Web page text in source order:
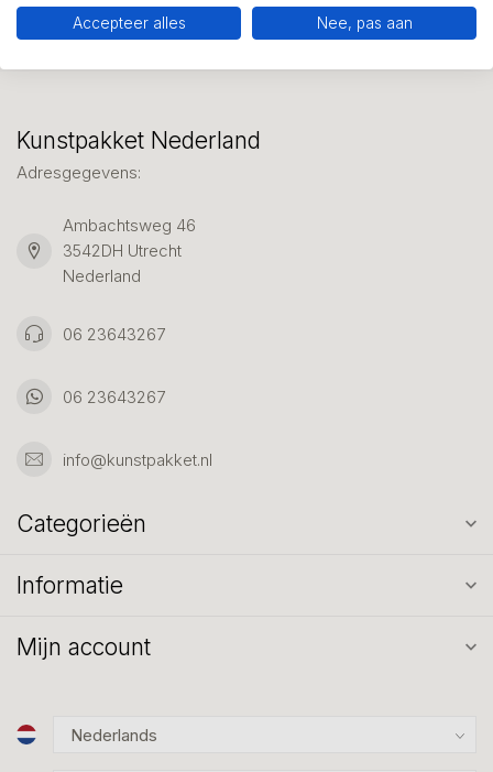
Klantenservice
Kunstpakket Nederland
Adresgegevens:
Ambachtsweg 46
3542DH Utrecht
Nederland
06 23643267
06 23643267
info@kunstpakket.nl
Categorieën
Informatie
Mijn account
Accepteer alles Nee, pas aan